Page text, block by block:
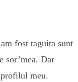
fost taguita sunt
sor’mea. Dar
profilul meu.